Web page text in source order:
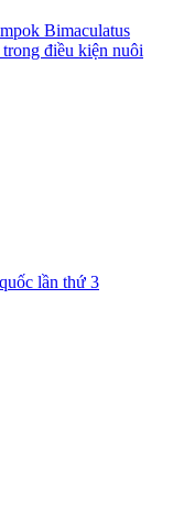
Bimaculatus
điều kiện nuôi
lần thứ 3